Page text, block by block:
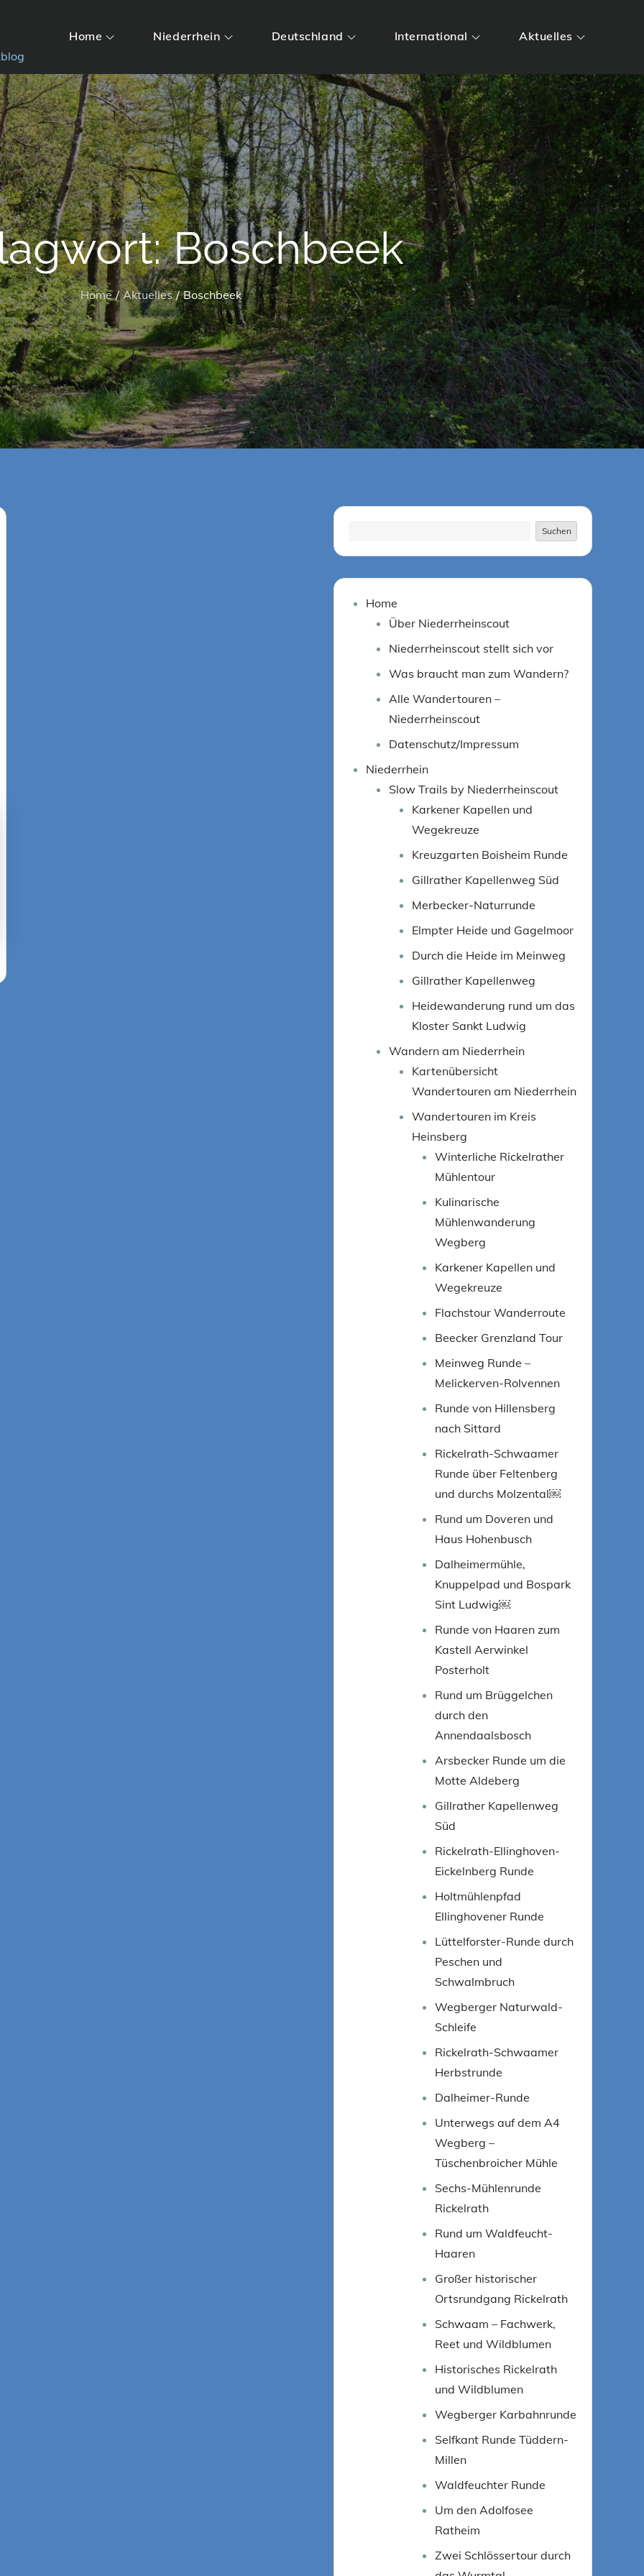
Home Niederrhein Deutschland International Aktuelles
Boschbeek
Home Aktuelles Boschbeek
Suchen
Home
Über Niederrheinscout
Niederrheinscout stellt sich vor
Was braucht man zum Wandern?
Alle Wandertouren –
Niederrheinscout
Datenschutz/Impressum
Niederrhein
Slow Trails by Niederrheinscout
Karkener Kapellen und
Wegekreuze
Kreuzgarten Boisheim Runde
Gillrather Kapellenweg Süd
Merbecker-Naturrunde
Elmpter Heide und Gagelmoor
Durch die Heide im Meinweg
Gillrather Kapellenweg
Heidewanderung rund um das
Kloster Sankt Ludwig
Wandern am Niederrhein
Kartenübersicht
Wandertouren am Niederrhein
Wandertouren im Kreis
Heinsberg
Winterliche Rickelrather
Mühlentour
Kulinarische
Mühlenwanderung
Wegberg
Karkener Kapellen und
Wegekreuze
Flachstour Wanderroute
Beecker Grenzland Tour
Meinweg Runde –
Melickerven-Rolvennen
Runde von Hillensberg
nach Sittard
Rickelrath-Schwaamer
Runde über Feltenberg
und durchs Molzental￼
Rund um Doveren und
Haus Hohenbusch
Dalheimermühle,
Knuppelpad und Bospark
Sint Ludwig￼
Runde von Haaren zum
Kastell Aerwinkel
Posterholt
Rund um Brüggelchen
durch den
Annendaalsbosch
Arsbecker Runde um die
Motte Aldeberg
Gillrather Kapellenweg
Süd
Rickelrath-Ellinghoven-
Eickelnberg Runde
Holtmühlenpfad
Ellinghovener Runde
Lüttelforster-Runde durch
Peschen und
Schwalmbruch
Wegberger Naturwald-
Schleife
Rickelrath-Schwaamer
Herbstrunde
Dalheimer-Runde
Unterwegs auf dem A4
Wegberg –
Tüschenbroicher Mühle
Sechs-Mühlenrunde
Rickelrath
Rund um Waldfeucht-
Haaren
Großer historischer
Ortsrundgang Rickelrath
Schwaam – Fachwerk,
Reet und Wildblumen
Historisches Rickelrath
und Wildblumen
Wegberger Karbahnrunde
Selfkant Runde Tüddern-
Millen
Waldfeuchter Runde
Um den Adolfosee
Ratheim
Zwei Schlössertour durch